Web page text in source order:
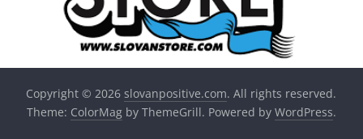
Copyright © 2026slovanpositive.com. All rights reserved.
Theme: ColorMagby ThemeGrill. Powered by WordPress.